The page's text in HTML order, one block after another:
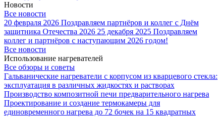
Новости
Все новости
20 февраля 2026 Поздравляем партнёров и коллег с Днём
защитника Отечества 2026 25 декабря 2025 Поздравляем
коллег и партнёров с наступающим 2026 годом!
Все новости
Использование нагревателей
Все обзоры и советы
Гальванические нагреватели с корпусом из кварцевого стекла:
эксплуатация в различных жидкостях и растворах
Производство композитной печи предварительного нагрева
Проектирование и создание термокамеры для
единовременного нагрева до 72 бочек на 15 квадратных